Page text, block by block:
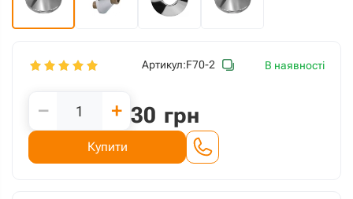
Артикул:F70-2 В наявності
− + 30 грн
Купити